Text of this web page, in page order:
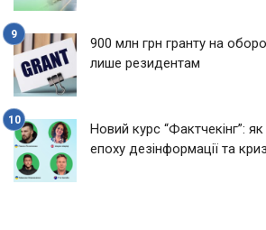
900 млн грн гранту на
лише резидентам
Новий курс “Фактчекінг”:
епоху дезінформації та криз